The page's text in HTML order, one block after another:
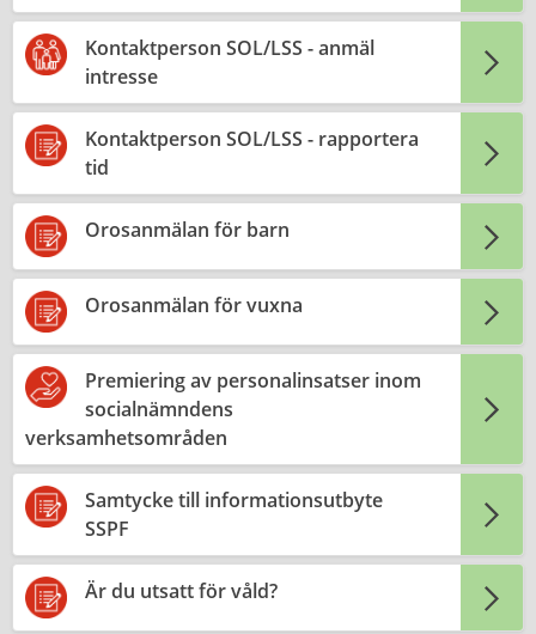
Kontaktperson SOL/LSS - anmäl
intresse
Kontaktperson SOL/LSS - rapportera
tid
Orosanmälan för barn
Orosanmälan för vuxna
Premiering av personalinsatser inom
socialnämndens
verksamhetsområden
Samtycke till informationsutbyte
SSPF
Är du utsatt för våld?